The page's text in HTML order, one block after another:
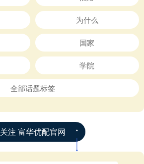
为什么
国家
学院
全部话题标签
关注 富华优配官网